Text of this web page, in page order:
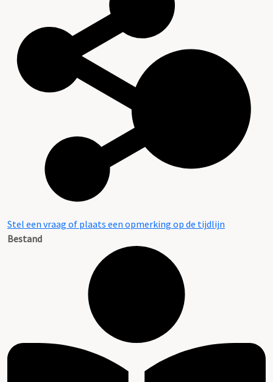
Stel een vraag of plaats een opmerking op de tijdlijn
Bestand